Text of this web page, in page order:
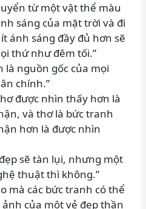
từ một vật thể màu
sáng của mặt trời và đi
ánh sáng đầy đủ hơn sẽ
thứ như đêm tối.”
là nguồn gốc của mọi
chính.”
được nhìn thấy hơn là
và thơ là bức tranh
hơn là được nhìn
sẽ tàn lụi, nhưng một
thuật thì không.”
mà các bức tranh có thể
của một vẻ đẹp thần